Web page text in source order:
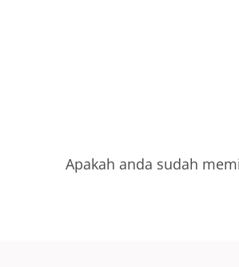
Apakah anda sudah